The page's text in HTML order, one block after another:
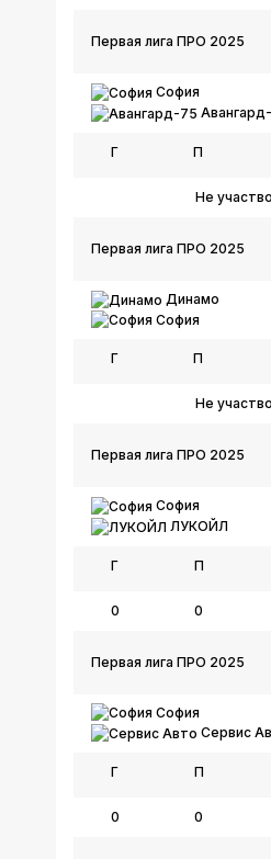
Первая лига ПРО 2025
София
Г П
Не
Первая лига ПРО 2025
Динамо
София
Г П
Не
Первая лига ПРО 2025
София
ЛУКОЙЛ
Г П
0 0
Первая лига ПРО 2025
София
Сервис
Г П
0 0